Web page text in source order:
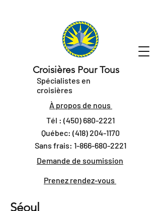
Croisières Pour Tous
Spécialistes en
croisières
À propos de nous
Tél : (450) 680-2221
Québec: (418) 204-1170
Sans frais: 1-866-680-2221
Demande de soumission
Prenez rendez-vous
Séoul